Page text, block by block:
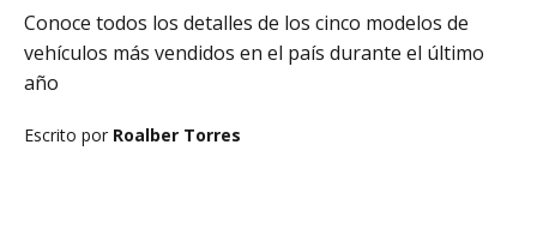
Seguro Todo Riesgo
SOAT
Crédito Hipotecario
Blog
Conoce todos los detalles de los cinco modelos de
vehículos más vendidos en el país durante el último
año
Escrito por Roalber Torres